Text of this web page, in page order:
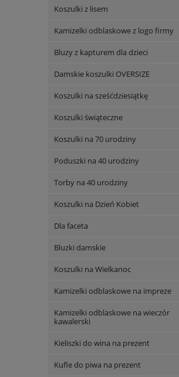
Koszulki z lisem
Kamizelki odblaskowe z logo firmy
Bluzy z kapturem dla dzieci
Damskie koszulki OVERSIZE
Koszulki na sześćdziesiątkę
Koszulki świąteczne
Koszulki na 70 urodziny
Poduszki na 40 urodziny
Torby na 40 urodziny
Koszulki na Dzień Kobiet
Dla faceta
Bluzki damskie
Koszulki na Wielkanoc
Kamizelki odblaskowe na impreze
Kamizelki odblaskowe na wieczór
kawalerski
Kieliszki do wina na prezent
Kufle do piwa na prezent